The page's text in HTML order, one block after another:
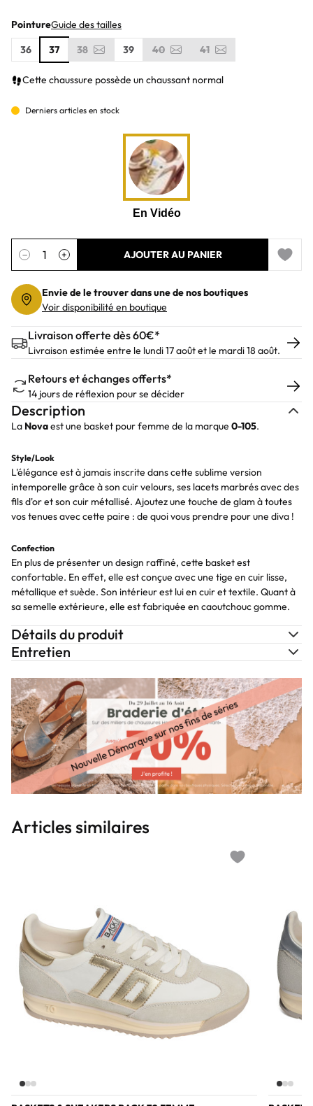
PointureGuide des tailles
36
37 38 39 40 41
Cette chaussure possède un chaussant normal
Derniers articles en stock
Quantité
− + AJOUTER AU PANIER
Add to
Envie de le trouver dans une de nos boutiques
Voir disponibilité en boutique
Livraison offerte dès 60€*
Livraison estimée entre le lundi 17 août et le mardi 18 août.
Retours et échanges offerts*
14 jours de réflexion pour se décider
Description
La Novaest une basket pour femme de la marque 0-105.
Style/Look
L'élégance est à jamais inscrite dans cette sublime version
intemporelle grâce à son cuir velours, ses lacets marbrés avec des
fils d'or et son cuir métallisé. Ajoutez une touche de glam à toutes
vos tenues avec cette paire : de quoi vous prendre pour une diva !
Confection
En plus de présenter un design raffiné, cette basket est
confortable. En effet, elle est conçue avec une tige en cuir lisse,
métallique et suède. Son intérieur est lui en cuir et textile. Quant à
sa semelle extérieure, elle est fabriquée en caoutchouc gomme.
Détails du produit
Entretien
Articles similaires